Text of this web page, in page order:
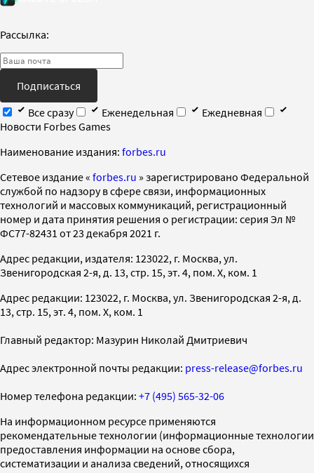
Рассылка:
Подписаться
Все сразу
Еженедельная
Ежедневная
Новости Forbes Games
Наименование издания: forbes.ru
Cетевое издание « forbes.ru » зарегистрировано Федеральной
службой по надзору в сфере связи, информационных
технологий и массовых коммуникаций, регистрационный
номер и дата принятия решения о регистрации: серия Эл №
ФС77-82431 от 23 декабря 2021 г.
Адрес редакции, издателя: 123022, г. Москва, ул.
Звенигородская 2-я, д. 13, стр. 15, эт. 4, пом. X, ком. 1
Адрес редакции: 123022, г. Москва, ул. Звенигородская 2-я, д.
13, стр. 15, эт. 4, пом. X, ком. 1
Главный редактор: Мазурин Николай Дмитриевич
Адрес электронной почты редакции: press-release@forbes.ru
Номер телефона редакции: +7 (495) 565-32-06
На информационном ресурсе применяются
рекомендательные технологии (информационные технологии
предоставления информации на основе сбора,
систематизации и анализа сведений, относящихся